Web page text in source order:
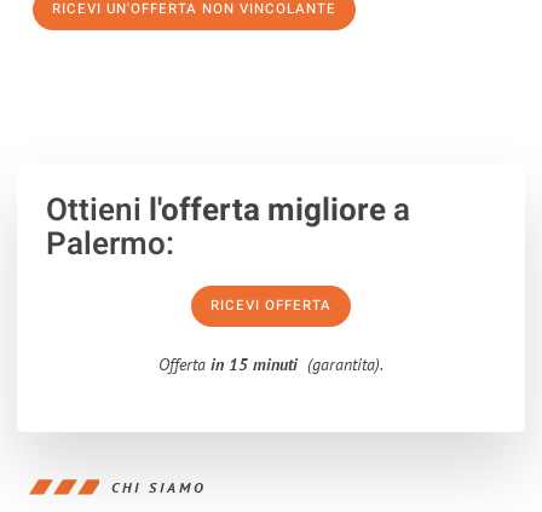
RICEVI UN'OFFERTA NON VINCOLANTE
Ottieni l'offerta migliorea
Palermo:
RICEVI OFFERTA
Offerta in 15 minuti (garantita).
CHI SIAMO